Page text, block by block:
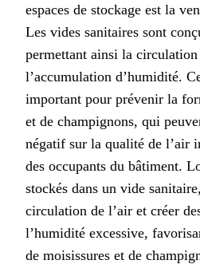
espaces de stockage est la
Les vides sanitaires sont
permettant ainsi la
l’accumulation d’humidité.
important pour prévenir la
et de champignons, qui
négatif sur la qualité de l’air
des occupants du bâtiment.
stockés dans un vide
circulation de l’air et créer
l’humidité excessive,
de moisissures et de